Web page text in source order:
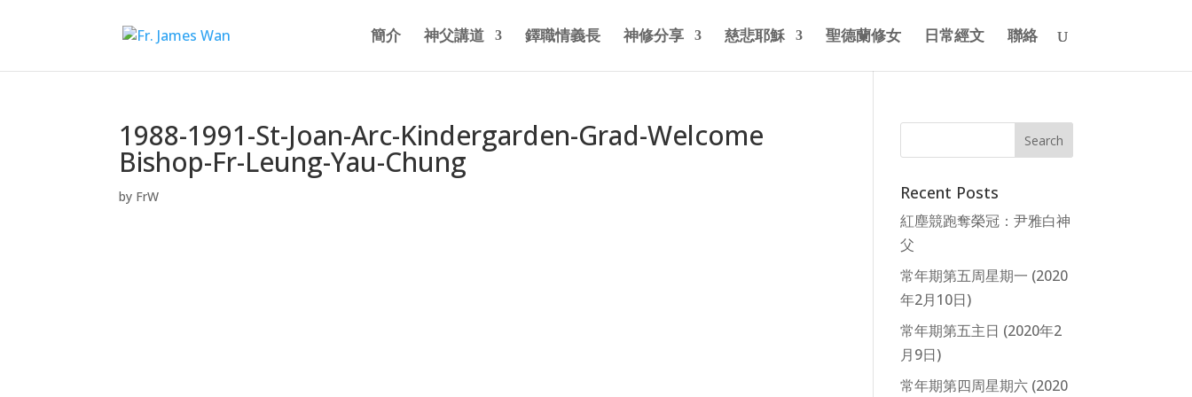
簡介 神父講道 鐸職情義長 神修分享 慈悲耶穌 聖德蘭修女 日常經文 聯絡
1988-1991-St-Joan-Arc-Kindergarden-Grad-Welcome
Bishop-Fr-Leung-Yau-Chung
by FrW Recent Posts
紅塵競跑奪榮冠：尹雅白神
父
常年期第五周星期一 (2020
年2月10日)
常年期第五主日 (2020年2
月9日)
常年期第四周星期六 (2020